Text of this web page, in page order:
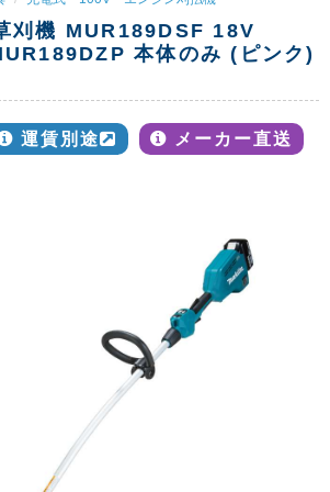
刈機 MUR189DSF 18V
本体のみ (ピンク)
運賃別途
メーカー直送